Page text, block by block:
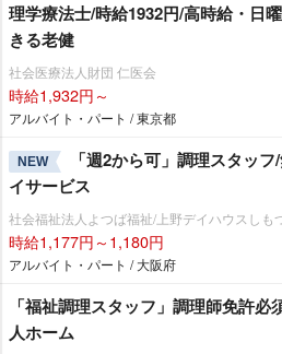
理学療法士/時給1932円/高時給・日
きる老健
社会医療法人財団 仁医会
時給1,932円～
アルバイト・パート / 東京都
NEW
「週2から可」調理スタッ
イサービス
社会福祉法人よつば福祉/上野デイハウスしも
時給1,177円～1,180円
アルバイト・パート / 大阪府
「福祉調理スタッフ」調理師免許
人ホーム